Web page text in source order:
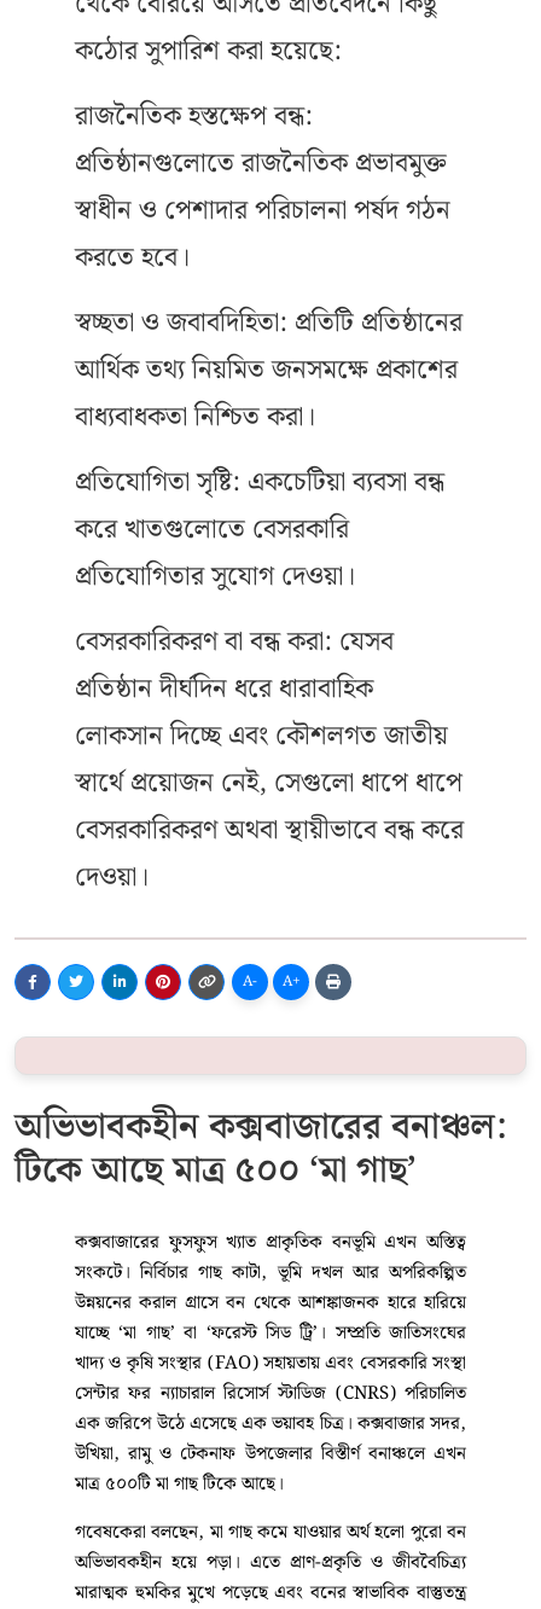
কঠোর সুপারিশ করা হয়েছে:
রাজনৈতিক হস্তক্ষেপ বন্ধ:
প্রতিষ্ঠানগুলোতে রাজনৈতিক প্রভাবমুক্ত
স্বাধীন ও পেশাদার পরিচালনা পর্ষদ গঠন
করতে হবে।
স্বচ্ছতা ও জবাবদিহিতা: প্রতিটি প্রতিষ্ঠানের
আর্থিক তথ্য নিয়মিত জনসমক্ষে প্রকাশের
বাধ্যবাধকতা নিশ্চিত করা।
প্রতিযোগিতা সৃষ্টি: একচেটিয়া ব্যবসা বন্ধ
করে খাতগুলোতে বেসরকারি
প্রতিযোগিতার সুযোগ দেওয়া।
বেসরকারিকরণ বা বন্ধ করা: যেসব
প্রতিষ্ঠান দীর্ঘদিন ধরে ধারাবাহিক
লোকসান দিচ্ছে এবং কৌশলগত জাতীয়
স্বার্থে প্রয়োজন নেই, সেগুলো ধাপে ধাপে
বেসরকারিকরণ অথবা স্থায়ীভাবে বন্ধ করে
দেওয়া।
A- A+
অভিভাবকহীন কক্সবাজারের বনাঞ্চল:
টিকে আছে মাত্র ৫০০ ‘মা গাছ’
কক্সবাজারের ফুসফুস খ্যাত প্রাকৃতিক বনভূমি এখন অস্তিত্ব